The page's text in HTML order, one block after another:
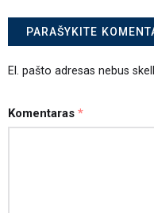
PARAŠYKITE
El. pašto adresas nebus
Komentaras *